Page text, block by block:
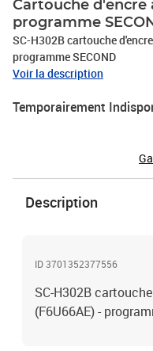
Cartouche d'encre
programme
SC-H302B cartouche
programme SECOND
Voir la description
Temporairement
Description
ID 3701352377556
SC-H302B
(F6U66AE) -